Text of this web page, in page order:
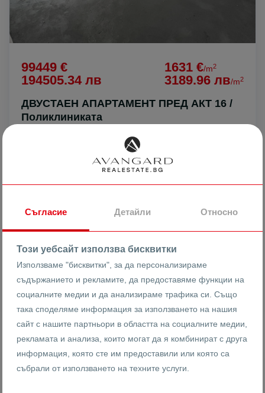
99449 €
194505.34 лв
1631 €/m2
3189.96 лв/m2
ДВУСТАЕН АПАРТАМЕНТ ПРЕД АКТ 16 /
Поликлиниката
Поликлиниката
Васислав Анадъмски
Брокер
Съгласие Детайли Относно
Този уебсайт използва бисквитки
Използваме "бисквитки", за да персонализираме
съдържанието и рекламите, да предоставяме функции на
социалните медии и да анализираме трафика си. Също
така споделяме информация за използването на нашия
сайт с нашите партньори в областта на социалните медии,
рекламата и анализа, които могат да я комбинират с друга
информация, която сте им предоставили или която са
събрали от използването на техните услуги.